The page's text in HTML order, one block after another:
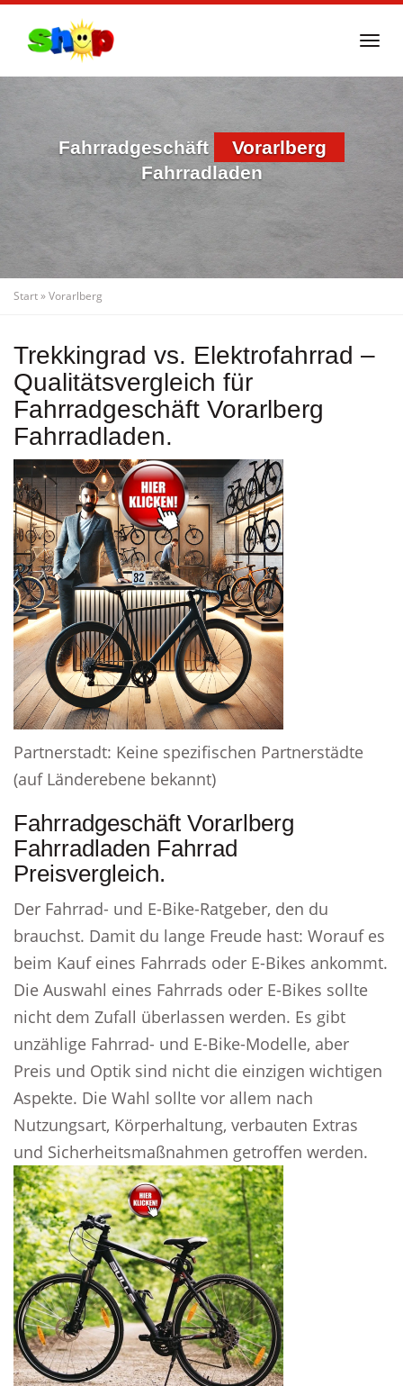
Fahrradgeschäft
Vorarlberg
Fahrradladen
Start»Vorarlberg
Trekkingrad vs. Elektrofahrrad –
Qualitätsvergleich für
Fahrradgeschäft Vorarlberg
Fahrradladen.
Partnerstadt: Keine spezifischen Partnerstädte
(auf Länderebene bekannt)
Fahrradgeschäft Vorarlberg
Fahrradladen Fahrrad
Preisvergleich.
Der Fahrrad- und E-Bike-Ratgeber, den du
brauchst. Damit du lange Freude hast: Worauf es
beim Kauf eines Fahrrads oder E-Bikes ankommt.
Die Auswahl eines Fahrrads oder E-Bikes sollte
nicht dem Zufall überlassen werden. Es gibt
unzählige Fahrrad- und E-Bike-Modelle, aber
Preis und Optik sind nicht die einzigen wichtigen
Aspekte. Die Wahl sollte vor allem nach
Nutzungsart, Körperhaltung, verbauten Extras
und Sicherheitsmaßnahmen getroffen werden.